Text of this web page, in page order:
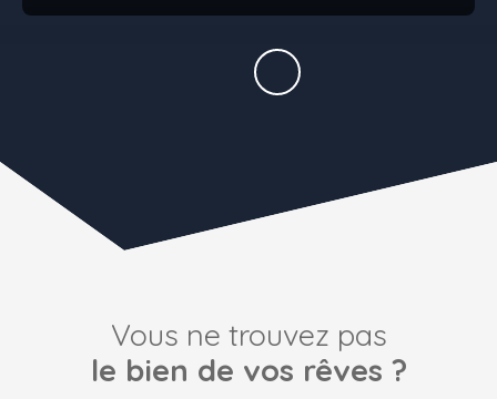
Vous ne trouvez pas
le bien de vos rêves ?